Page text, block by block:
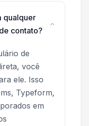
qualquer
contato?
de
você
ele. Isso
Typeform,
em